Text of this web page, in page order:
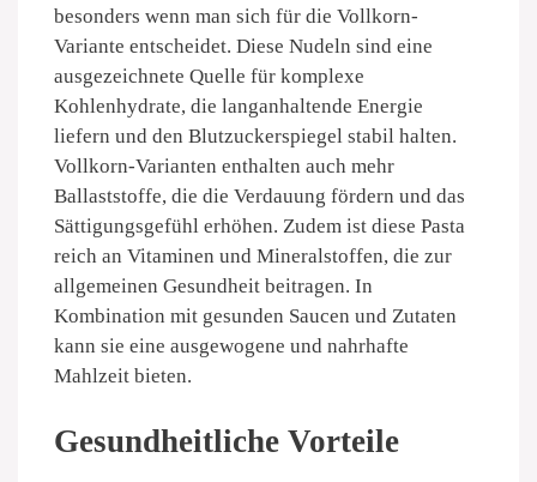
besonders wenn man sich für die Vollkorn-
Variante entscheidet. Diese Nudeln sind eine
ausgezeichnete Quelle für komplexe
Kohlenhydrate, die langanhaltende Energie
liefern und den Blutzuckerspiegel stabil halten.
Vollkorn-Varianten enthalten auch mehr
Ballaststoffe, die die Verdauung fördern und das
Sättigungsgefühl erhöhen. Zudem ist diese Pasta
reich an Vitaminen und Mineralstoffen, die zur
allgemeinen Gesundheit beitragen. In
Kombination mit gesunden Saucen und Zutaten
kann sie eine ausgewogene und nahrhafte
Mahlzeit bieten.
Gesundheitliche Vorteile